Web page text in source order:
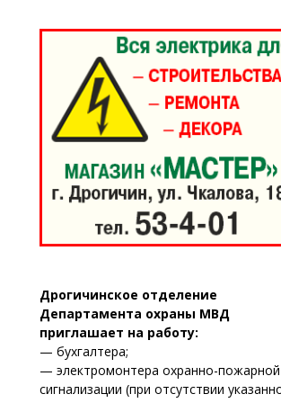
Дрогичинское отделение
Департамента охраны МВД
приглашает на работу:
— бухгалтера;
— электромонтера охранно-пожарной
сигнализации (при отсутствии